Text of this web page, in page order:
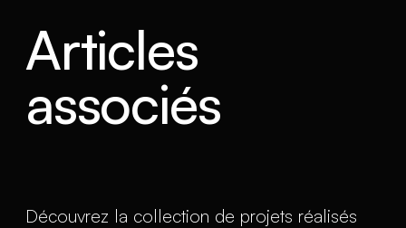
Articles
associés
Découvrez la collection de projets réalisés